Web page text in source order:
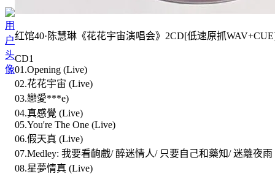
红馆40·陈慧琳《花花宇宙演唱会》2CD[低速原抓
CD1
01.Opening (Live)
02.花花宇宙 (Live)
03.戀愛***e)
04.真感覺 (Live)
05.You're The One (Live)
06.假天真 (Live)
07.Medley: 我要看齣戲/ 醉迷情人/ 只要自己和藥知/ 迷離夜雨
08.星夢情真 (Live)